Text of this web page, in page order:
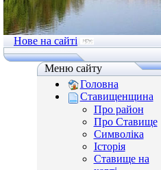
Нове на сайті
Меню сайту
Головна
Ставищенщина
Про район
Про Ставище
Символіка
Історія
Ставище на